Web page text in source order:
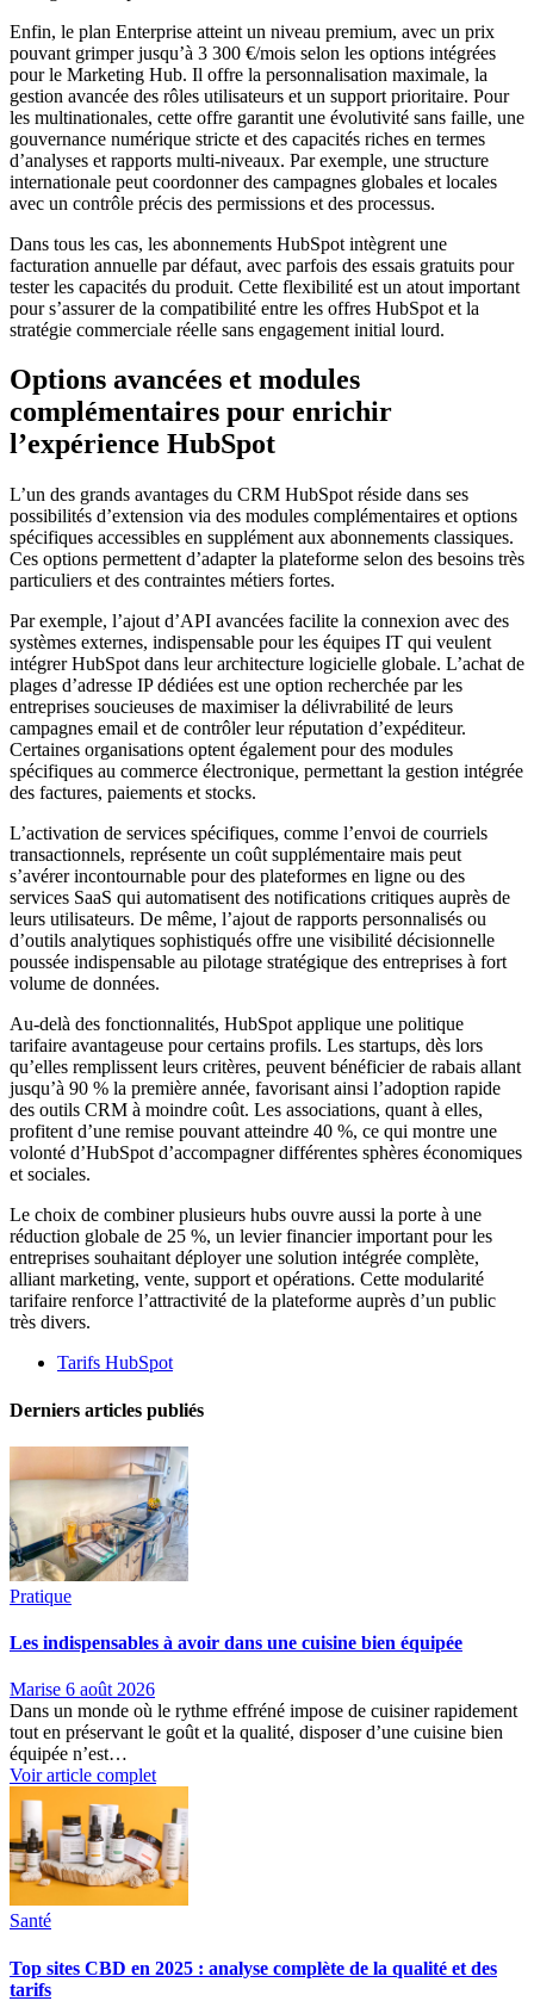
Enfin, le plan Enterprise atteint un niveau premium, avec un prix
pouvant grimper jusqu’à 3 300 €/mois selon les options intégrées
pour le Marketing Hub. Il offre la personnalisation maximale, la
gestion avancée des rôles utilisateurs et un support prioritaire. Pour
les multinationales, cette offre garantit une évolutivité sans faille, une
gouvernance numérique stricte et des capacités riches en termes
d’analyses et rapports multi-niveaux. Par exemple, une structure
internationale peut coordonner des campagnes globales et locales
avec un contrôle précis des permissions et des processus.
Dans tous les cas, les abonnements HubSpot intègrent une
facturation annuelle par défaut, avec parfois des essais gratuits pour
tester les capacités du produit. Cette flexibilité est un atout important
pour s’assurer de la compatibilité entre les offres HubSpot et la
stratégie commerciale réelle sans engagement initial lourd.
Options avancées et modules
complémentaires pour enrichir
l’expérience HubSpot
L’un des grands avantages du CRM HubSpot réside dans ses
possibilités d’extension via des modules complémentaires et options
spécifiques accessibles en supplément aux abonnements classiques.
Ces options permettent d’adapter la plateforme selon des besoins très
particuliers et des contraintes métiers fortes.
Par exemple, l’ajout d’API avancées facilite la connexion avec des
systèmes externes, indispensable pour les équipes IT qui veulent
intégrer HubSpot dans leur architecture logicielle globale. L’achat de
plages d’adresse IP dédiées est une option recherchée par les
entreprises soucieuses de maximiser la délivrabilité de leurs
campagnes email et de contrôler leur réputation d’expéditeur.
Certaines organisations optent également pour des modules
spécifiques au commerce électronique, permettant la gestion intégrée
des factures, paiements et stocks.
L’activation de services spécifiques, comme l’envoi de courriels
transactionnels, représente un coût supplémentaire mais peut
s’avérer incontournable pour des plateformes en ligne ou des
services SaaS qui automatisent des notifications critiques auprès de
leurs utilisateurs. De même, l’ajout de rapports personnalisés ou
d’outils analytiques sophistiqués offre une visibilité décisionnelle
poussée indispensable au pilotage stratégique des entreprises à fort
volume de données.
Au-delà des fonctionnalités, HubSpot applique une politique
tarifaire avantageuse pour certains profils. Les startups, dès lors
qu’elles remplissent leurs critères, peuvent bénéficier de rabais allant
jusqu’à 90 % la première année, favorisant ainsi l’adoption rapide
des outils CRM à moindre coût. Les associations, quant à elles,
profitent d’une remise pouvant atteindre 40 %, ce qui montre une
volonté d’HubSpot d’accompagner différentes sphères économiques
et sociales.
Le choix de combiner plusieurs hubs ouvre aussi la porte à une
réduction globale de 25 %, un levier financier important pour les
entreprises souhaitant déployer une solution intégrée complète,
alliant marketing, vente, support et opérations. Cette modularité
tarifaire renforce l’attractivité de la plateforme auprès d’un public
très divers.
Tarifs HubSpot
Derniers articles publiés
Pratique
Les indispensables à avoir dans une cuisine bien équipée
Marise 6 août 2026
Dans un monde où le rythme effréné impose de cuisiner rapidement
tout en préservant le goût et la qualité, disposer d’une cuisine bien
équipée n’est…
Voir article complet
Santé
Top sites CBD en 2025 : analyse complète de la qualité et des
tarifs